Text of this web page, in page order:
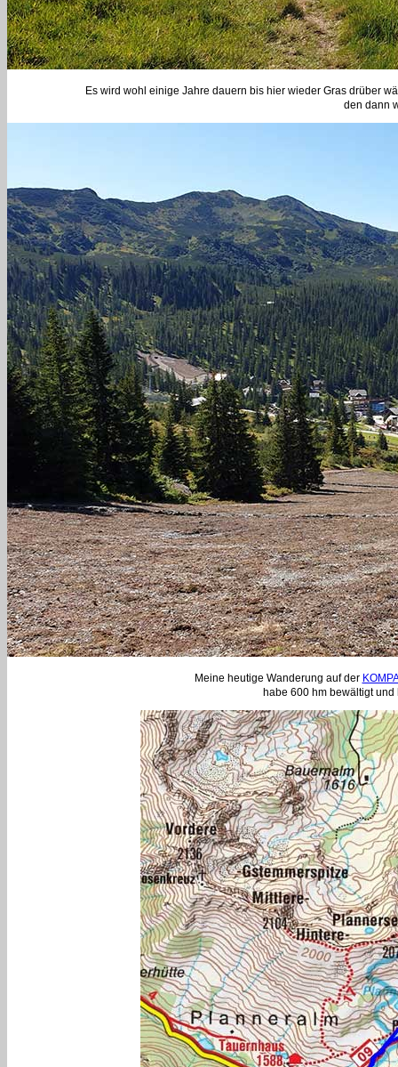
Es wird wohl einige Jahre dauern bis hier wieder Gras drüber
den dann
Meine heutige Wanderung auf der
habe 600 hm bewältigt